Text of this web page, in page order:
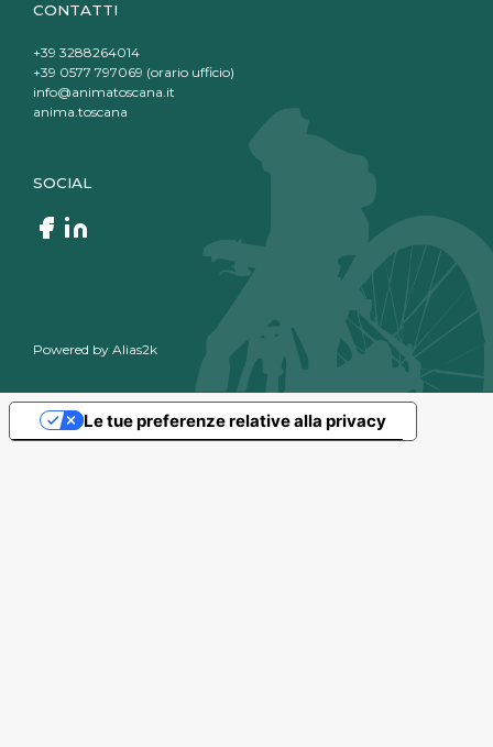
CONTATTI
+39 3288264014
+39 0577 797069 (orario ufficio)
info@animatoscana.it
anima.toscana
SOCIAL
Powered by Alias2k
Le tue preferenze relative alla privacy